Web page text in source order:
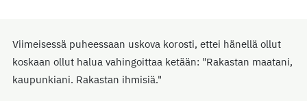
Viimeisessä puheessaan uskova korosti, ettei hänellä ollut
koskaan ollut halua vahingoittaa ketään: "Rakastan maatani,
kaupunkiani. Rakastan ihmisiä."